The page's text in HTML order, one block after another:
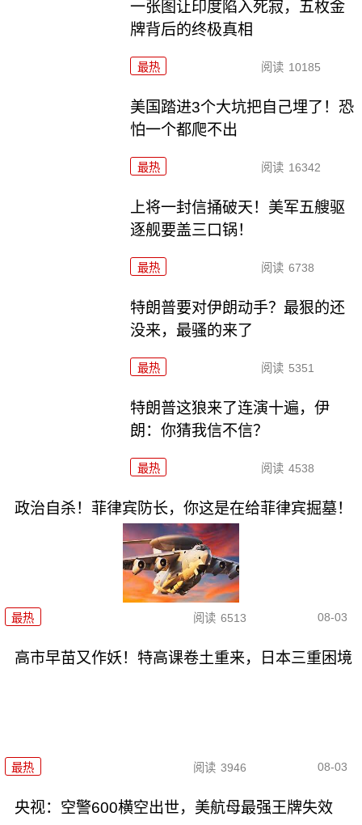
一张图让印度陷入死寂，五枚金
牌背后的终极真相
最热 阅读 10185
美国踏进3个大坑把自己埋了！恐
怕一个都爬不出
最热 阅读 16342
上将一封信捅破天！美军五艘驱
逐舰要盖三口锅！
最热 阅读 6738
特朗普要对伊朗动手？最狠的还
没来，最骚的来了
最热 阅读 5351
特朗普这狼来了连演十遍，伊
朗：你猜我信不信？
最热 阅读 4538
政治自杀！菲律宾防长，你这是在给菲律宾掘墓！
最热 阅读 6513 08-03
高市早苗又作妖！特高课卷土重来，日本三重困境
最热 阅读 3946 08-03
央视：空警600横空出世，美航母最强王牌失效